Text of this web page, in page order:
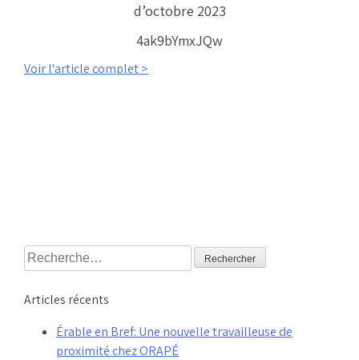
d’octobre 2023
4ak9bYmxJQw
Voir l'article complet >
Rechercher :
Articles récents
Érable en Bref: Une nouvelle travailleuse de
proximité chez ORAPÉ